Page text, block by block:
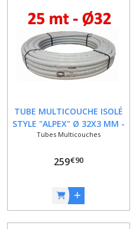
TUBE MULTICOUCHE ISOLÉ
STYLE "ALPEX" Ø 32X3 MM -
ROULEAU 25 M
Tubes Multicouches
259€90